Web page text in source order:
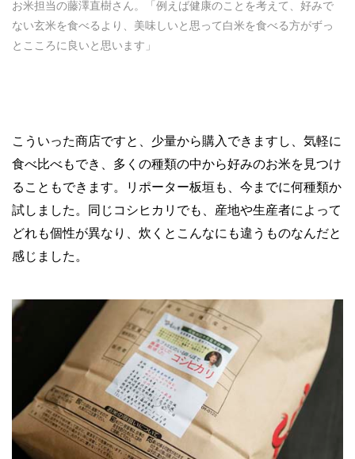
お米担当の藤澤直樹さん。「例えば健康のことを考えて、好みで
ない玄米を食べるより、美味しいと思って白米を食べる方がずっ
とこころに良いと思います」
こういった商店ですと、少量から購入できますし、気軽に
食べ比べもでき、多くの種類の中から好みのお米を見つけ
ることもできます。リポーター板垣も、今までに何種類か
試しました。同じコシヒカリでも、産地や生産者によって
どれも個性が異なり、炊くとこんなにも違うものなんだと
感じました。